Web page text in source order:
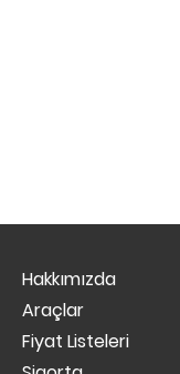
Hakkımızda
Araçlar
Fiyat Listeleri